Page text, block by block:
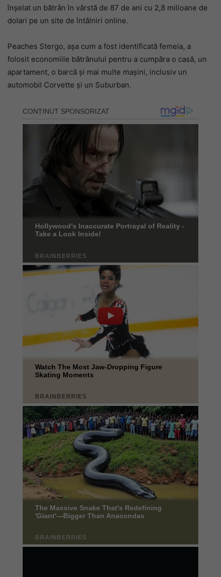
înșelat un bătrân în vârstă de 87 de ani cu 2,8 milioane de
dolari pe un site de întâlniri online.
Peaches Stergo, așa cum a fost identificată femeia, a
folosit economiile bătrânului pentru a cumpăra o casă, un
apartament, o barcă și mai multe mașini, inclusiv un
automobil Corvette și un Suburban.